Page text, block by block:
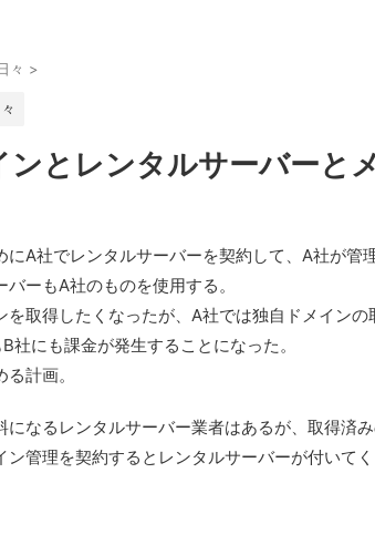
々 >
ンとレンタルサーバーと
にA社でレンタルサーバーを契約して、A社が管
ーもA社のものを使用する。
を取得したくなったが、A社では独自ドメインの
社にも課金が発生することになった。
計画。
になるレンタルサーバー業者はあるが、取得済
管理を契約するとレンタルサーバーが付いて